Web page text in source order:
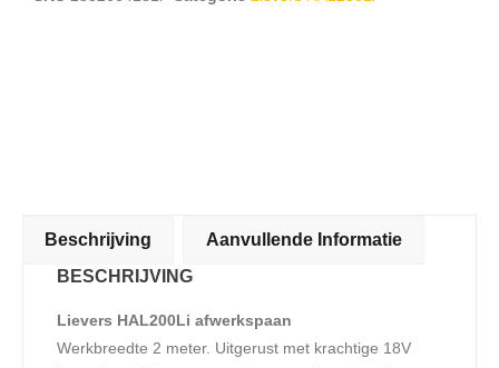
Beschrijving
Aanvullende Informatie
BESCHRIJVING
Lievers HAL200Li afwerkspaan
Werkbreedte 2 meter. Uitgerust met krachtige 18V